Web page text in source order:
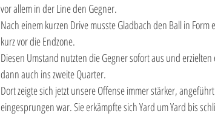
vor allem in der Line den Gegner.
Nach einem kurzen Drive musste Gladbach den Ball in
kurz vor die Endzone.
Diesen Umstand nutzten die Gegner sofort aus und
dann auch ins zweite Quarter.
Dort zeigte sich jetzt unsere Offense immer stärker,
eingesprungen war. Sie erkämpfte sich Yard um Yard bis